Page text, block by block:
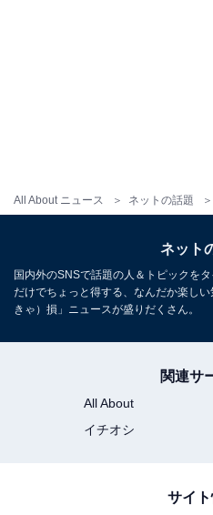
All About ニュース ネットの話題
ネット
国内外のSNSで話題の人＆トピックを
だけでちょっと得する、なんだか楽し
きゃ）損」ニュースが盛りだくさん。
関連サ
All About
イチオシ
サイ